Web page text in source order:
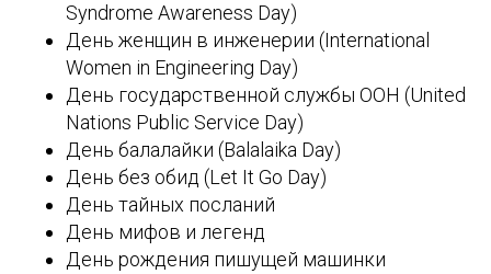
Syndrome Awareness Day)
День женщин в инженерии (International
Women in Engineering Day)
День государственной службы ООН (United
Nations Public Service Day)
День балалайки (Balalaika Day)
День без обид (Let It Go Day)
День тайных посланий
День мифов и легенд
День рождения пишущей машинки